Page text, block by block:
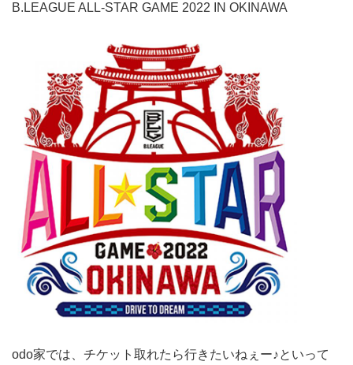
B.LEAGUE ALL-STAR GAME 2022 IN OKINAWA
odo家では、チケット取れたら行きたいねぇー♪といって